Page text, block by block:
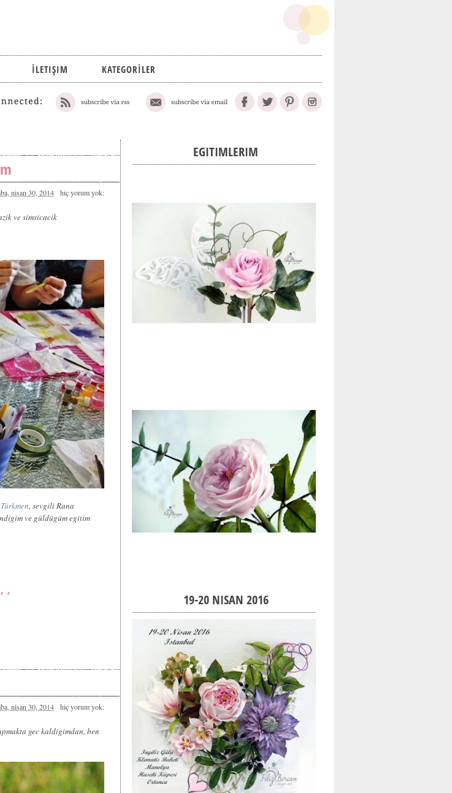
İLETIŞIM KATEGORİLER
nisan 30, 2014 hiç yorum yok:
ve simsicacik
, sevgili Rana
ve güldügüm egitim
nisan 30, 2014 hiç yorum yok:
gec kaldigimdan, ben
EGITIMLERIM
19-20 NISAN 2016